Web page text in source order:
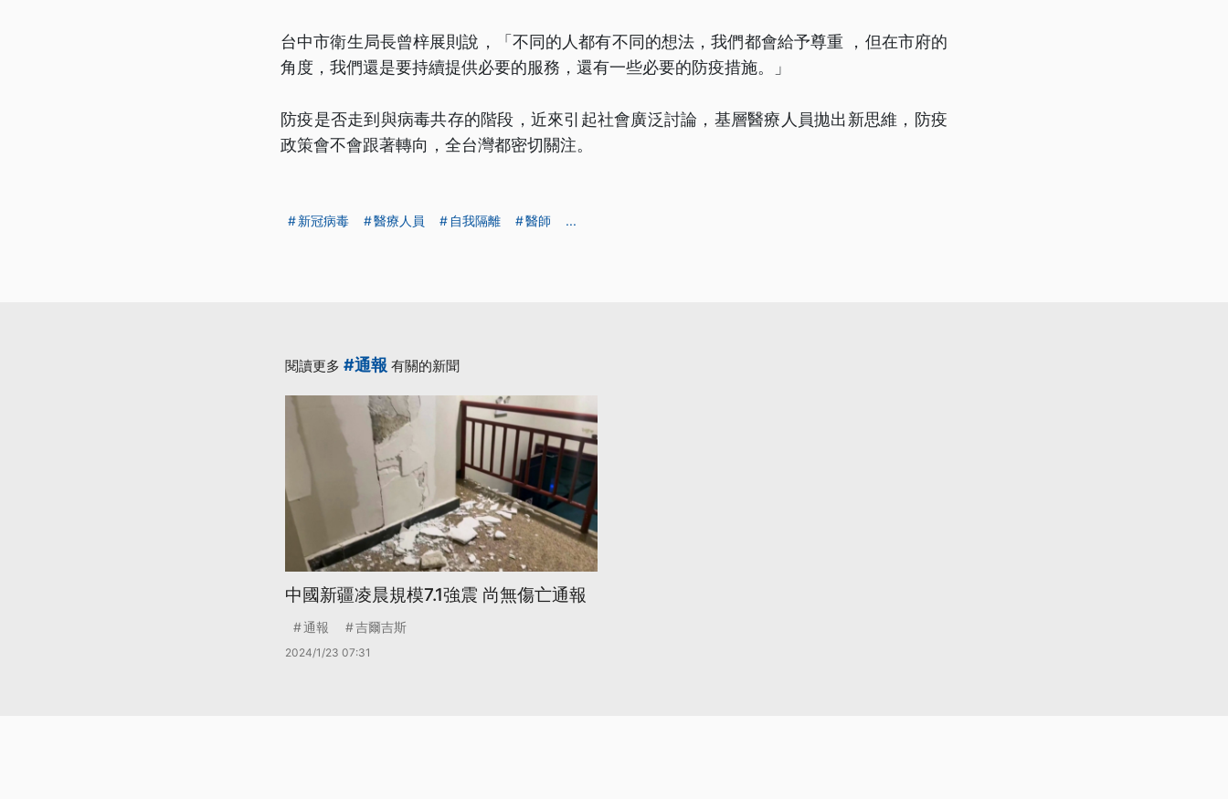
台中市衛生局長曾梓展則說，「不同的人都有不同的想法，我們都會給予尊重 ，但在市府的
角度，我們還是要持續提供必要的服務，還有一些必要的防疫措施。」
防疫是否走到與病毒共存的階段，近來引起社會廣泛討論，基層醫療人員拋出新思維，防疫
政策會不會跟著轉向，全台灣都密切關注。
新冠病毒 醫療人員 自我隔離 醫師 ...
閱讀更多 #通報 有關的新聞
中國新疆凌晨規模7.1強震 尚無傷亡通報
通報 吉爾吉斯
2024/1/23 07:31